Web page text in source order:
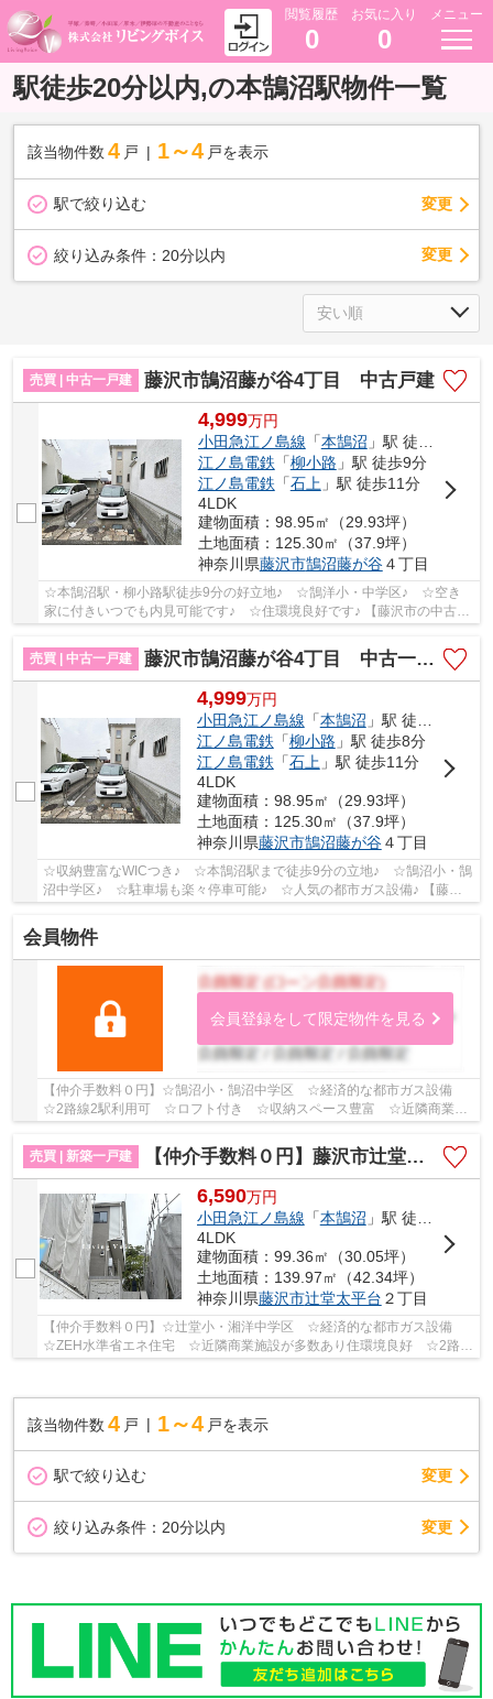
閲覧履歴
0
お気に入り
0
メニュー
駅徒歩20分以内,の本鵠沼駅物件一覧
該当物件数 4 戸 1～4 戸を表示
駅で絞り込む 変更
絞り込み条件： 20分以内 変更
売買 | 中古一戸建 藤沢市鵠沼藤が谷4丁目 中古戸建
4,999万円
小田急江ノ島線 「本鵠沼 」駅 徒歩9分
江ノ島電鉄 「柳小路 」駅 徒歩9分
江ノ島電鉄 「石上」駅 徒歩11分
4LDK
建物面積：98.95㎡（29.93坪）
土地面積：125.30㎡（37.9坪）
神奈川県藤沢市鵠沼藤が谷４丁目
☆本鵠沼駅・柳小路駅徒歩9分の好立地♪ ☆鵠洋小・中学区♪ ☆空き
家に付きいつでも内見可能です♪ ☆住環境良好です♪ 【藤沢市の中古戸
売買 | 中古一戸建
藤沢市鵠沼藤が谷4丁目 中古一戸建て
4,999万円
小田急江ノ島線 「本鵠沼 」駅 徒歩9分
江ノ島電鉄 「柳小路 」駅 徒歩8分
江ノ島電鉄 「石上 」駅 徒歩11分
4LDK
建物面積：98.95㎡（29.93坪）
土地面積：125.30㎡（37.9坪）
神奈川県藤沢市鵠沼藤が谷４丁目
☆収納豊富なWICつき♪ ☆本鵠沼駅まで徒歩9分の立地♪ ☆鵠沼小・鵠
沼中学区♪ ☆駐車場も楽々停車可能♪ ☆人気の都市ガス設備♪ 【藤沢
会員物件
会員登録をして限定物件を見る
【仲介手数料０円】☆鵠沼小・鵠沼中学区 ☆経済的な都市ガス設備
☆2路線2駅利用可 ☆ロフト付き ☆収納スペース豊富 ☆近隣商業施
設が多数あり住環境良好 ☆閑静な住宅街♪ 【藤沢市の...
売買 | 新築一戸建
【仲介手数料０円】藤沢市辻堂太平台2丁目3期 新築一戸建て 全3棟
6,590万円
小田急江ノ島線 「本鵠沼 」駅 徒歩20分
4LDK
建物面積：99.36㎡（30.05坪）
土地面積：139.97㎡（42.34坪）
神奈川県藤沢市辻堂太平台 ２丁目
【仲介手数料０円】☆辻堂小・湘洋中学区 ☆経済的な都市ガス設備
☆ZEH水準省エネ住宅 ☆近隣商業施設が多数あり住環境良好 ☆2路線
利用可 ☆収納スペース豊富♪ 【藤沢市の新築一戸建...
該当物件数 4 戸 1～4 戸を表示
駅で絞り込む 変更
絞り込み条件： 20分以内 変更